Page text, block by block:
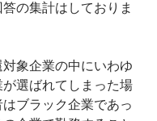
の集計はしておりま
象企業の中にいわゆ
選ばれてしまった場
ブラック企業であっ